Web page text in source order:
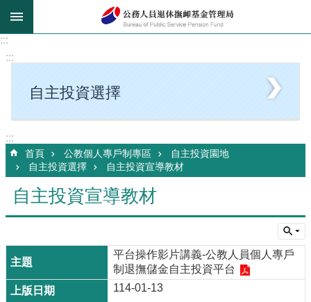
跳到主要內容區塊
:::
:::
自主投資選擇
:::
首頁 公教個人專戶制專區
自主投資園地
自主投資選擇
自主投資宣導教材
自主投資宣導教材
平台操作影片講義-公教人員個人專戶
制退撫儲金自主投資平台
114-01-13